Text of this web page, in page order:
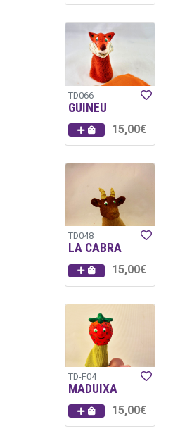
TD066
GUINEU
15,00€
TD048
LA CABRA
15,00€
TD-F04
MADUIXA
15,00€